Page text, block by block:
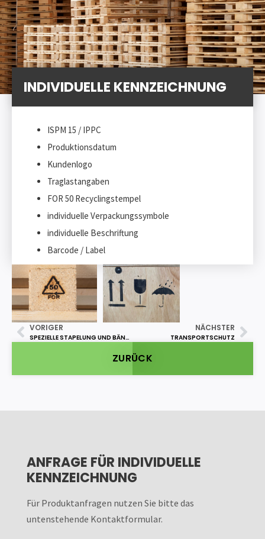
INDIVIDUELLE KENNZEICHNUNG
ISPM 15 / IPPC
Produktionsdatum
Kundenlogo
Traglastangaben
FOR 50 Recyclingstempel
individuelle Verpackungssymbole
individuelle Beschriftung
Barcode / Label
VORIGER
SPEZIELLE STAPELUNG UND BÄNDERUNG
NÄCHSTER
TRANSPORTSCHUTZ
ZURÜCK
ANFRAGE FÜR INDIVIDUELLE
KENNZEICHNUNG
Für Produktanfragen nutzen Sie bitte das
untenstehende Kontaktformular.